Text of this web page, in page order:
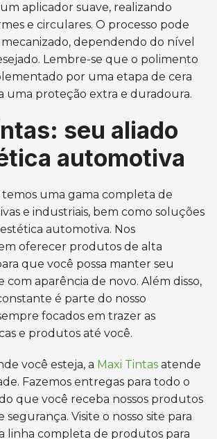
aplicador suave, realizando
e circulares. O processo pode
dependendo do nível
Lembre-se que o polimento
por uma etapa de cera
uma proteção extra e duradoura.
seu aliado
automotiva
temos uma gama completa de
e industriais, bem como soluções
automotiva. Nos
oferecer produtos de alta
que você possa manter seu
com aparência de novo. Além disso,
é parte do nosso
focados em trazer as
e produtos até você.
você esteja, a Maxi Tintas atende
Fazemos entregas para todo o
que você receba nossos produtos
segurança. Visite o nosso site para
linha completa de produtos para